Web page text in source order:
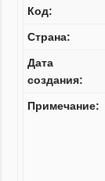
Код:
Страна:
Дата
создания:
Примечание: